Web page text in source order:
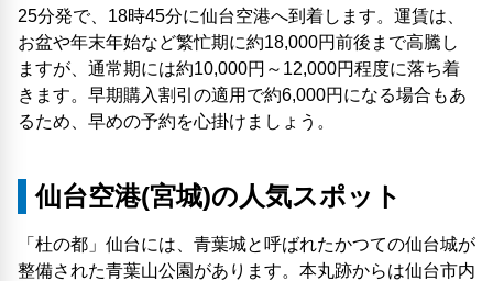
25分発で、18時45分に仙台空港へ到着します。運賃は、
お盆や年末年始など繁忙期に約18,000円前後まで高騰し
ますが、通常期には約10,000円～12,000円程度に落ち着
きます。早期購入割引の適用で約6,000円になる場合もあ
るため、早めの予約を心掛けましょう。
仙台空港(宮城)の人気スポット
「杜の都」仙台には、青葉城と呼ばれたかつての仙台城が
整備された青葉山公園があります。本丸跡からは仙台市内